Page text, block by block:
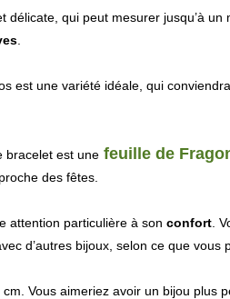
délicate, qui peut mesurer jusqu’à
est une variété idéale, qui
bracelet est une feuille de
des fêtes.
attention particulière à son confort .
d’autres bijoux, selon ce que vous
Vous aimeriez avoir un bijou plus